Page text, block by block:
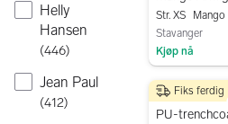
Helly
Hansen
(446)
Jean Paul
(412)
Str. XS
Mango
Stavanger
Kjøp nå
750 kr
Fiks ferdig